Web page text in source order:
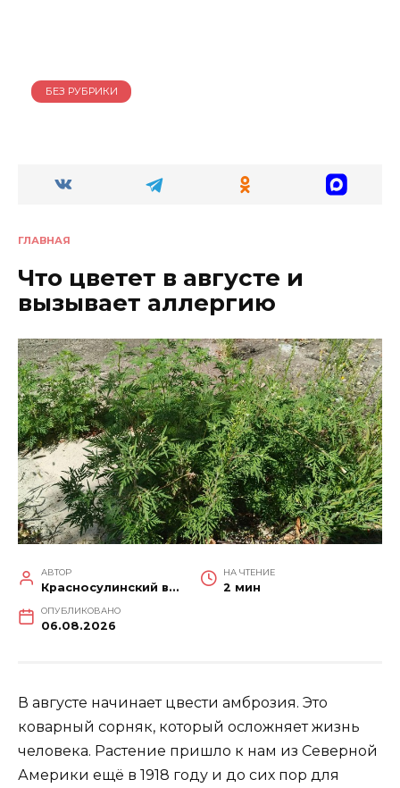
БЕЗ РУБРИКИ
ГЛАВНАЯ
Что цветет в августе и
вызывает аллергию
АВТОР
Красносулинский вестник
НА ЧТЕНИЕ
2 мин
ОПУБЛИКОВАНО
06.08.2026
В августе начинает цвести амброзия. Это
коварный сорняк, который осложняет жизнь
человека. Растение пришло к нам из Северной
Америки ещё в 1918 году и до сих пор для